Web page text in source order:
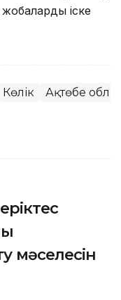
іске
Көлік Ақтөбе
мәселесін